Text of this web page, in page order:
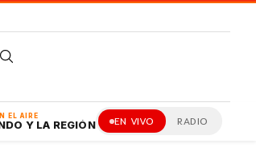
EL AIRE
Y LA REGIÓN EN VIVO RADIO